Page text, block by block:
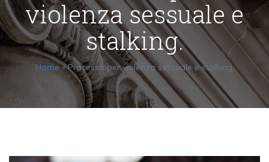
violenza sessuale e
stalking.
Home»Processo per violenza sessuale e stalking.